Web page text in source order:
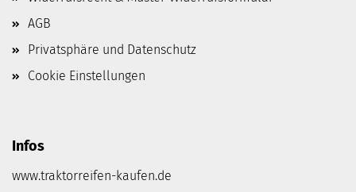
AGB
Privatsphäre und Datenschutz
Cookie Einstellungen
Infos
www.traktorreifen-kaufen.de